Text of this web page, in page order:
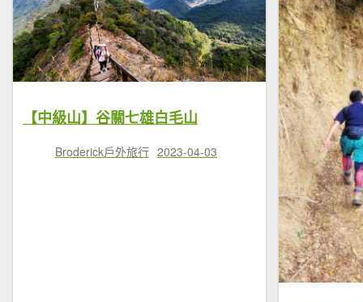
【中級山】谷關七雄白毛山
Broderick戶外旅行 2023-04-03